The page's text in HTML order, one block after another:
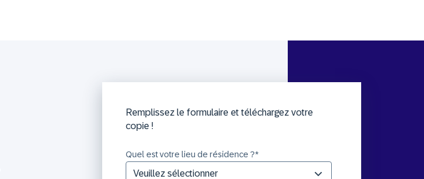
Remplissez le formulaire et téléchargez votre
copie !
Quel est votre lieu de résidence ?*